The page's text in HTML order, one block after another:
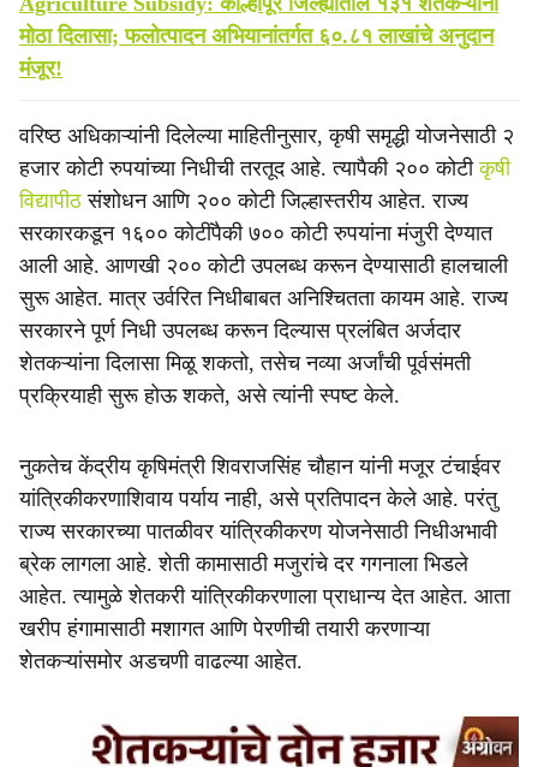
मोठा दिलासा; फलोत्पादन अभियानांतर्गत ६०.८१ लाखांचे अनुदान
मंजूर!
वरिष्ठ अधिकाऱ्यांनी दिलेल्या माहितीनुसार, कृषी समृद्धी योजनेसाठी २
हजार कोटी रुपयांच्या निधीची तरतूद आहे. त्यापैकी २०० कोटीकृषी
विद्यापीठ संशोधन आणि २०० कोटी जिल्हास्तरीय आहेत. राज्य
सरकारकडून १६०० कोटींपैकी ७०० कोटी रुपयांना मंजुरी देण्यात
आली आहे. आणखी २०० कोटी उपलब्ध करून देण्यासाठी हालचाली
सुरू आहेत. मात्र उर्वरित निधीबाबत अनिश्चितता कायम आहे. राज्य
सरकारने पूर्ण निधी उपलब्ध करून दिल्यास प्रलंबित अर्जदार
शेतकऱ्यांना दिलासा मिळू शकतो, तसेच नव्या अर्जांची पूर्वसंमती
प्रक्रियाही सुरू होऊ शकते, असे त्यांनी स्पष्ट केले.
नुकतेच केंद्रीय कृषिमंत्री शिवराजसिंह चौहान यांनी मजूर टंचाईवर
यांत्रिकीकरणाशिवाय पर्याय नाही, असे प्रतिपादन केले आहे. परंतु
राज्य सरकारच्या पातळीवर यांत्रिकीकरण योजनेसाठी निधीअभावी
ब्रेक लागला आहे. शेती कामासाठी मजुरांचे दर गगनाला भिडले
आहेत. त्यामुळे शेतकरी यांत्रिकीकरणाला प्राधान्य देत आहेत. आता
खरीप हंगामासाठी मशागत आणि पेरणीची तयारी करणाऱ्या
शेतकऱ्यांसमोर अडचणी वाढल्या आहेत.